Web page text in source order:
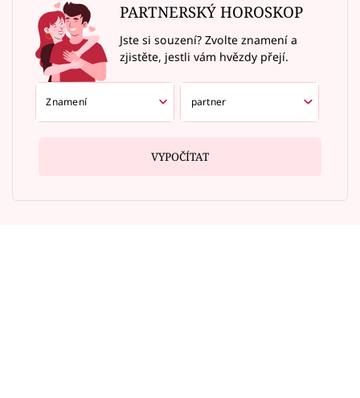
PARTNERSKÝ HOROSKOP
Jste si souzení? Zvolte znamení a
zjistěte, jestli vám hvězdy přejí.
VYPOČÍTAT